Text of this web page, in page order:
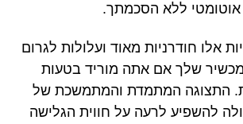
ללא הסכמתך.
אלו חודרניות מאוד ועלולות לגרום
שלך אם אתה מוריד בטעות
התצוגה המתמדת והמתמשכת של
להשפיע לרעה על חווית הגלישה